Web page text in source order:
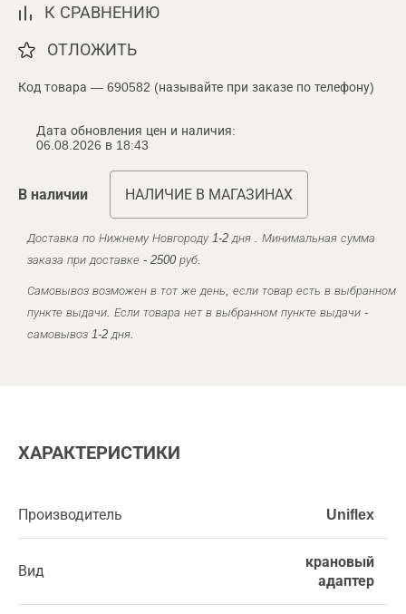
К СРАВНЕНИЮ
ОТЛОЖИТЬ
Код товара — 690582 (называйте при заказе по телефону)
Дата обновления цен и наличия:
06.08.2026 в 18:43
В наличии НАЛИЧИЕ В МАГАЗИНАХ
Доставка по Нижнему Новгороду 1-2 дня . Минимальная сумма
заказа при доставке - 2500 руб.
Самовывоз возможен в тот же день, если товар есть в выбранном
пункте выдачи. Если товара нет в выбранном пункте выдачи -
самовывоз 1-2 дня.
ХАРАКТЕРИСТИКИ
Производитель Uniflex
Вид
крановый
адаптер